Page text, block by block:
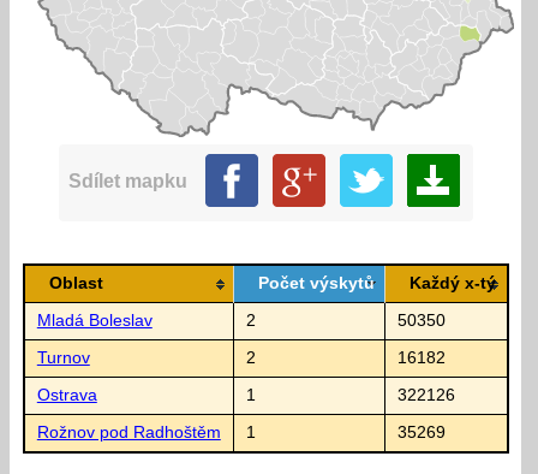
Sdílet mapku
Oblast Počet výskytů Každý x-tý
Mladá Boleslav 2 50350
Turnov 2 16182
Ostrava 1 322126
Rožnov pod Radhoštěm 1 35269